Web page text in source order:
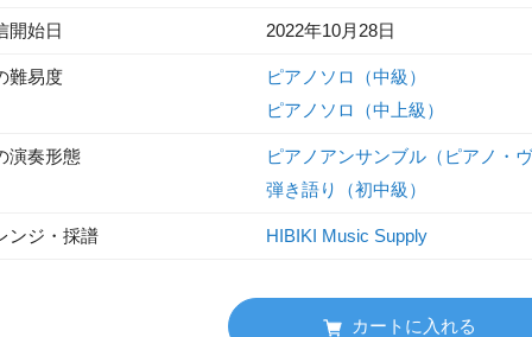
開始日 2022年10月28日
難易度
ピアノソロ（中級）
ピアノソロ（中上級）
演奏形態
ピアノアンサンブル（ピアノ・
弾き語り（初中級）
ンジ・採譜 HIBIKI Music Supply
カートに入れる